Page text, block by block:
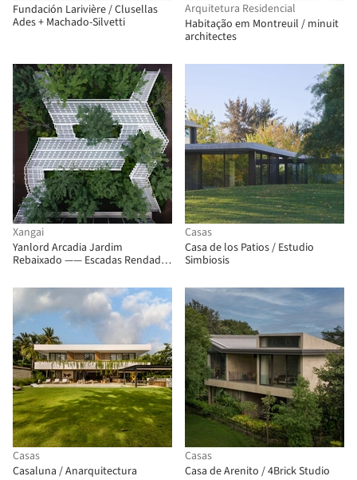
Fundación Larivière / Clusellas
Ades + Machado-Silvetti
Arquitetura Residencial
Habitação em Montreuil / minuit
architectes
Xangai
Yanlord Arcadia Jardim
Rebaixado —— Escadas Rendadas
Casas
Casa de los Patios / Estudio
Simbiosis
Casas
Casaluna / Anarquitectura
Casas
Casa de Arenito / 4Brick Studio